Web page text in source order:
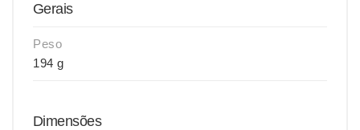
Gerais
Peso
194 g
Dimensões